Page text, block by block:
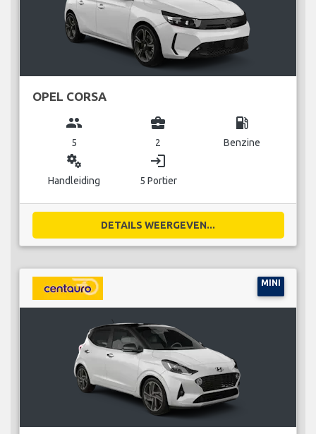
OPEL CORSA
group
5
business_center
2
local_gas_station
Benzine
miscellaneous_services
Handleiding
login
5 Portier
DETAILS WEERGEVEN...
MINI